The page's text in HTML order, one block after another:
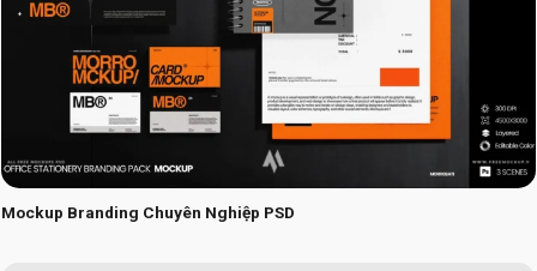
Mockup Branding Chuyên Nghiệp PSD